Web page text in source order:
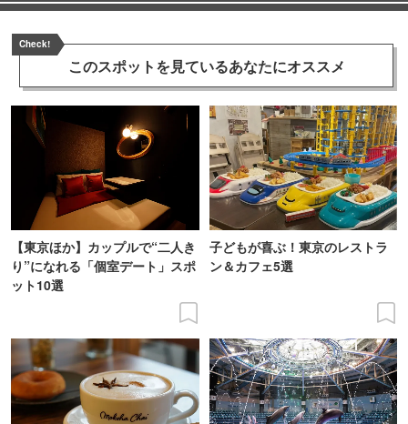
Check!
このスポットを見ているあなたにオススメ
【東京ほか】カップルで“二人き
り”になれる「個室デート」スポ
ット10選
子どもが喜ぶ！東京のレストラ
ン＆カフェ5選